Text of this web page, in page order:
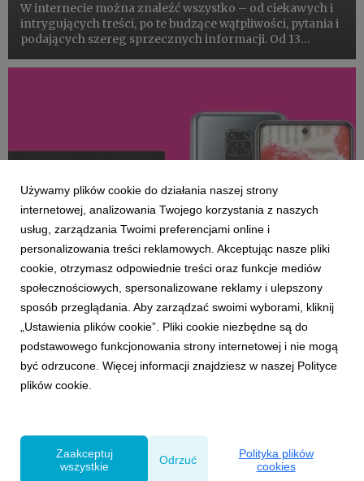
W internecie można znaleźć wszystko – od ciekawych i
intrygujących treści, po te budzące wątpliwości, pytania i
podających szereg sprzecznych informacji. Od 13
temat technologii, sportu i rozrywki, podanych w
KLIENCI I PROJEKTY
Oglądaj mecze i nie trać gigabajtów – startuje
nowa oferta T-Mobile dla kibiców
21 sierpnia 2020
Najlepsze sportowe emocje, wysoka jakość sieci i
kompleksowy pakiet usług – to wyróżniki nowej oferty
dla kibiców, przygotowanej przez T-Mobile Polska. Od 21
które...
Używamy plików cookie do działania naszej strony
internetowej, analizowania Twojego korzystania z naszych
usług, zarządzania Twoimi preferencjami online i
personalizowania treści reklamowych. Akceptując nasze pliki
cookie, otrzymasz odpowiednie treści oraz funkcje mediów
społecznościowych, spersonalizowane reklamy i ulepszony
sposób przeglądania. Aby zarządzać swoimi wyborami, kliknij
„Ustawienia plików cookie”. Pliki cookie niezbędne są do
podstawowego funkcjonowania strony internetowej i nie mogą
być odrzucone. Więcej informacji znajdziesz w naszej Polityce
plików cookie.
Zaakceptuj
wszystkie
Odrzuć
Polityka plików
cookies